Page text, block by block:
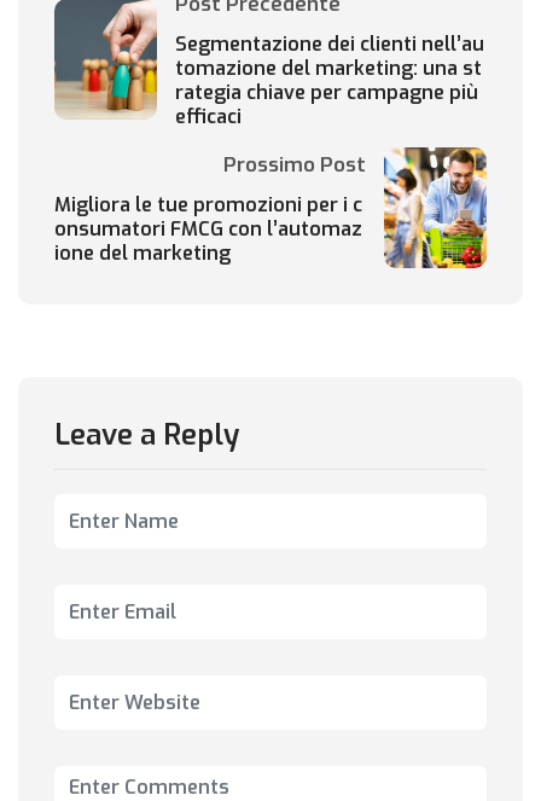
Segmentazione dei clienti nell’au
tomazione del marketing: una st
rategia chiave per campagne più
efficaci
Prossimo Post
Migliora le tue promozioni per i c
onsumatori FMCG con l’automaz
ione del marketing
Leave a Reply